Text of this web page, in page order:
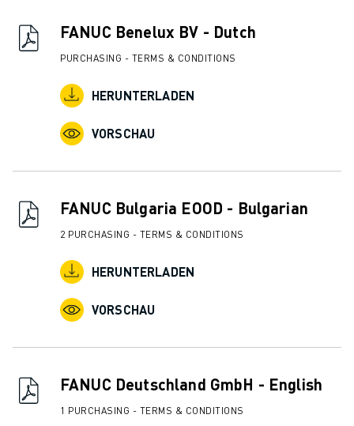
MONTAGE
CNC-SCHLEIFEN
CNC-FRÄSEN
CNC-DREHEN
HOCHGESCHWINDIGKEITSBOHREN UND -GEWINDESCHNEIDEN
SPRITZGUSS
MASCHINENBEDIENUNG
PALETTIEREN
PUNKTSCHWEISSEN
DRAHTERODIERMASCHINE
FALLBEISPIELE
KUNDENDIENST
FANUC PLANS
TECHNISCHE FERNUNTERSTÜTZUNG
ERSATZTEILE
FANUC Benelux BV - Dutch
PURCHASING - TERMS & CONDITIONS
HERUNTERLADEN
VORSCHAU
FANUC Bulgaria EOOD - Bulgarian
2 PURCHASING - TERMS & CONDITIONS
HERUNTERLADEN
VORSCHAU
FANUC Deutschland GmbH - English
1 PURCHASING - TERMS & CONDITIONS